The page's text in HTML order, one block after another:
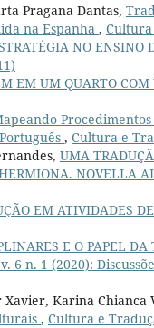
Pragana Dantas,
na Espanha , Cultura
NO ENSINO
EM UM QUARTO
, Cultura e
UMA
NOVELLA
EM ATIVIDADES
E O PAPEL
6 n. 1 (2020):
Karina Chianca
, Cultura e